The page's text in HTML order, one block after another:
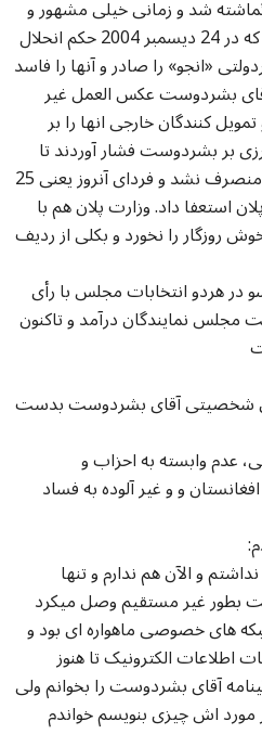
شد و زمانی خیلی مشهور و
سوژه خبری رسانه ها قرارگرفت که در 24 دیسمبر 2004 حکم انحلال
«انجو» را صادر و آنها را فاسد
آقای بشردوست عکس العمل غیر
کنندگان خارجی انها را بر
بر بشردوست فشار آوردند تا
کوتاه بیاید ولی او از تصمیمش منصرف نشد و فردای آنروز یعنی 25
پلان استعفا داد. وزارت پلان هم با
روزگار را نخورد و بکلی از ردیف
سال 2005 بدینسو در هردو انتخابات مجلس با رأی
مجلس نمایندگان درآمد و تاکنون
شخصیتی آقای بشردوست بدست
وابسته به احزاب و
و و غیر آلوده به فساد
و الآن هم ندارم و تنها
بطور غیر مستقیم وصل میکرد
های خصوصی ماهواره ای بود و
اطلاعات الکترونیک تا هنوز
آقای بشردوست را بخوانم ولی
مورد اش چیزی بنویسم خواندم